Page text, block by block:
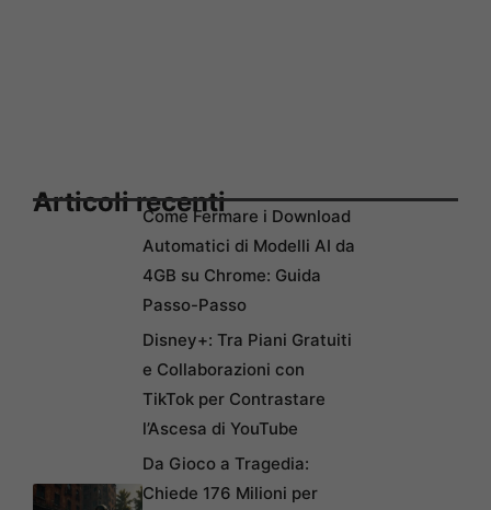
Articoli recentiCome Fermare i Download
Automatici di Modelli AI da
4GB su Chrome: Guida
Passo-Passo
Disney+: Tra Piani Gratuiti
e Collaborazioni con
TikTok per Contrastare
l’Ascesa di YouTube
Da Gioco a Tragedia:
Chiede 176 Milioni per